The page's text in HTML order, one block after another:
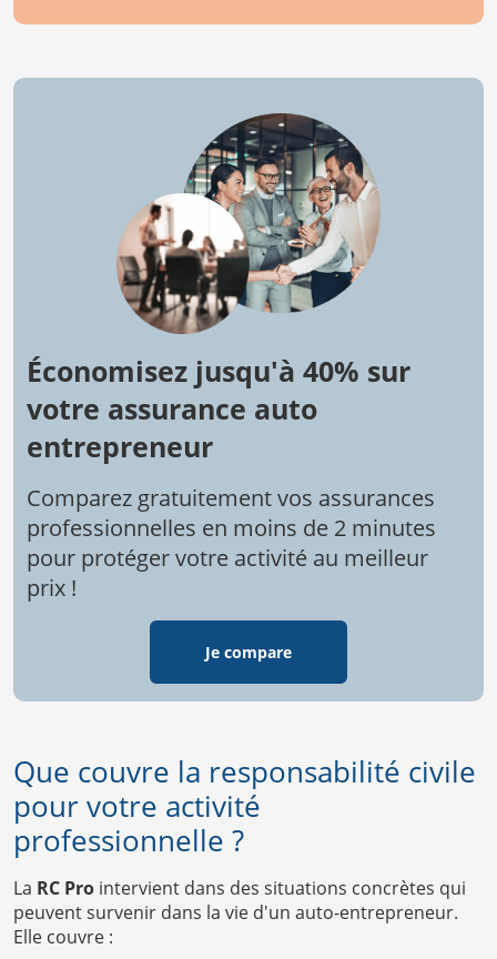
Économisez jusqu'à 40% sur
votre assurance auto
entrepreneur
Comparez gratuitement vos assurances
professionnelles en moins de 2 minutes
pour protéger votre activité au meilleur
prix !
Je compare
Que couvre la responsabilité civile
pour votre activité
professionnelle ?
La RC Pro intervient dans des situations concrètes qui
peuvent survenir dans la vie d'un auto-entrepreneur.
Elle couvre :